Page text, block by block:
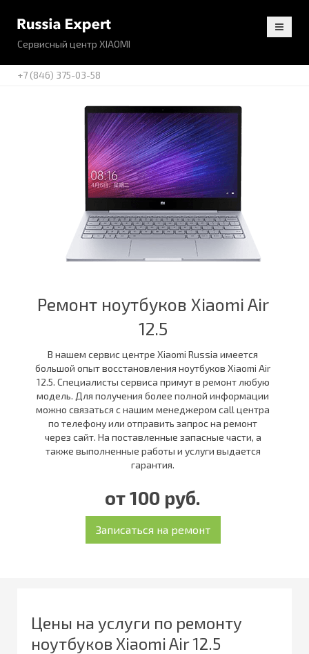
Сервисный центр XIAOMI
+7 (846) 375-03-58
Ремонт ноутбуков Xiaomi Air
12.5
В нашем сервис центре Xiaomi Russia имеется
большой опыт восстановления ноутбуков Xiaomi Air
12.5. Специалисты сервиса примут в ремонт любую
модель. Для получения более полной информации
можно связаться с нашим менеджером call центра
по телефону или отправить запрос на ремонт
через сайт. На поставленные запасные части, а
также выполненные работы и услуги выдается
гарантия.
от 100 руб.
Цены на услуги по ремонту
ноутбуков Xiaomi Air 12.5